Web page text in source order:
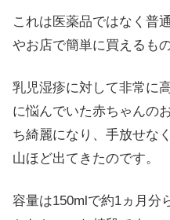
これは医薬品ではなく普
やお店で簡単に買えるも
乳児湿疹に対して非常に
に悩んでいた赤ちゃんの
ち綺麗になり、手放せな
山ほど出てきたのです。
容量は150mlで約1ヵ月分